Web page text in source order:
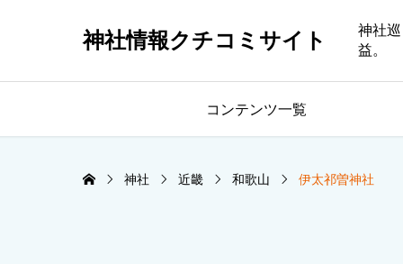
神社情報クチコミサイト
神社
益。
コンテンツ一覧
神社 近畿 和歌山 伊太祁曽神社